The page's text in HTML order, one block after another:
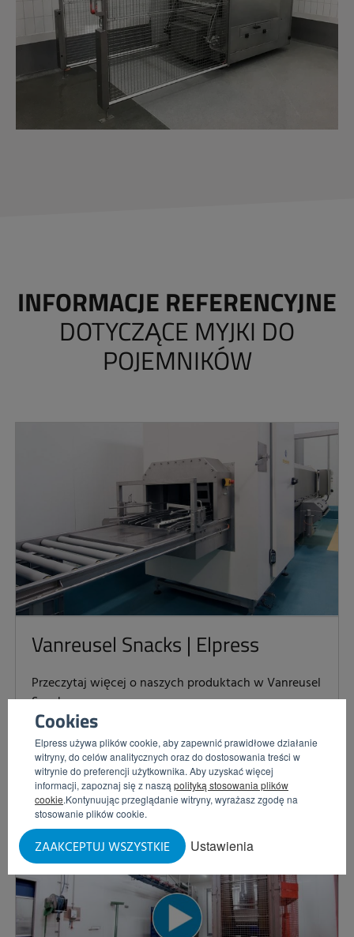
Cookies
Elpress używa plików cookie, aby zapewnić prawidłowe działanie
witryny, do celów analitycznych oraz do dostosowania treści w
witrynie do preferencji użytkownika. Aby uzyskać więcej
informacji, zapoznaj się z naszą polityką stosowania plików
cookie.Kontynuując przeglądanie witryny, wyrażasz zgodę na
stosowanie plików cookie.
Ustawienia
ZAAKCEPTUJ WSZYSTKIE
INFORMACJE REFERENCYJNE
DOTYCZĄCE MYJKI DO
POJEMNIKÓW
Vanreusel Snacks | Elpress
Przeczytaj więcej o naszych produktach w Vanreusel
Snacks.
WIĘCEJ